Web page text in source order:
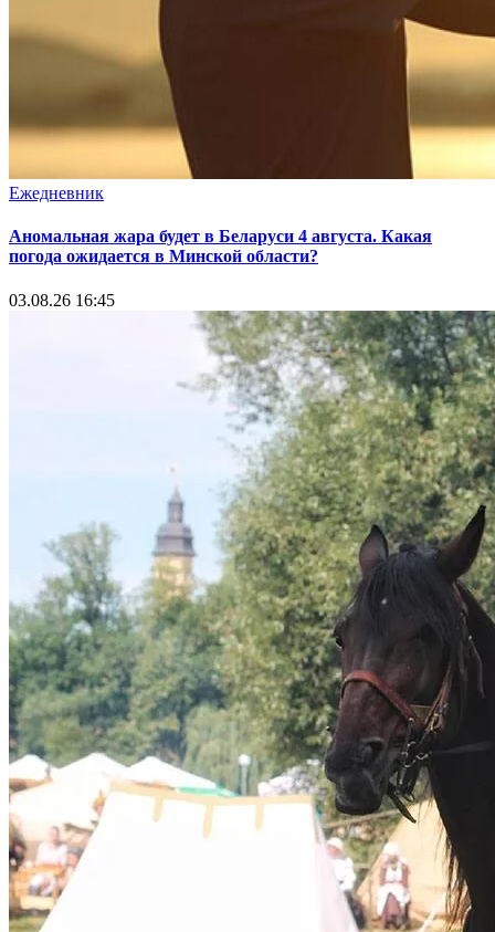
Ежедневник
Аномальная жара будет в Беларуси 4 августа. Какая
погода ожидается в Минской области?
03.08.26 16:45